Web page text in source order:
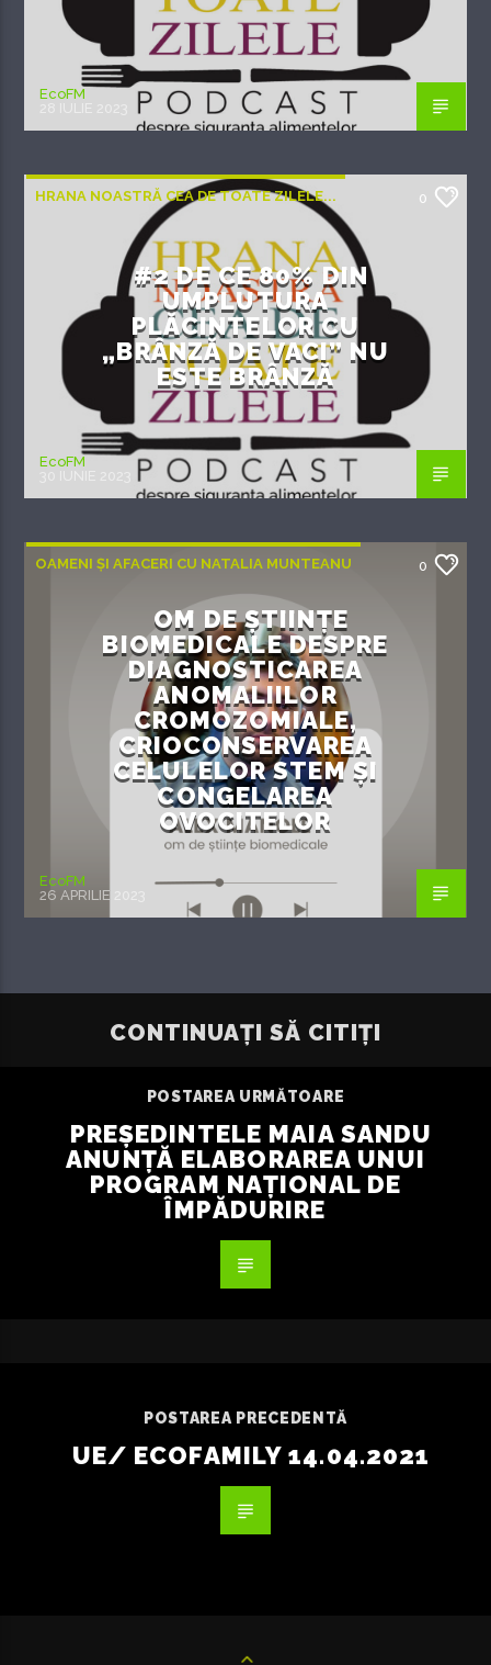
EcoFM
HRANA NOASTRĂ CEA DE TOATE ZILELE... 0
#2 DE CE 80% DIN
UMPLUTURA
PLĂCINTELOR CU
„BRÂNZĂ DE VACI” NU
ESTE BRÂNZĂ
EcoFM
OAMENI ȘI AFACERI CU NATALIA MUNTEANU 0
OM DE ȘTIINȚE
BIOMEDICALE DESPRE
DIAGNOSTICAREA
ANOMALIILOR
CROMOZOMIALE,
CRIOCONSERVAREA
CELULELOR STEM ȘI
CONGELAREA
OVOCITELOR
EcoFM
26 APRILIE 2023
CONTINUAȚI SĂ CITIȚI
POSTAREA URMĂTOARE
PREȘEDINTELE MAIA SANDU
ANUNȚĂ ELABORAREA UNUI
PROGRAM NAȚIONAL DE
ÎMPĂDURIRE
POSTAREA PRECEDENTĂ
UE/ ECOFAMILY 14.04.2021